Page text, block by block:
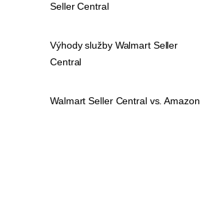
Seller Central
Výhody služby Walmart Seller
Central
Walmart Seller Central vs. Amazon